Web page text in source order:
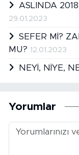
ASLINDA
29.01.2023
SEFER Mİ?
MU? 12.01.2023
NEYİ, NİYE,
Yorumlar